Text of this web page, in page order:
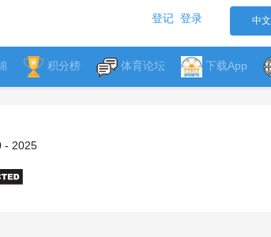
登记 登录 中文
积分榜 体育论坛 下载App
- 2025